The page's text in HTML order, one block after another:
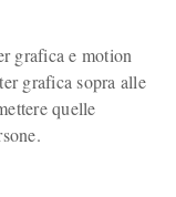
grafica e motion
grafica sopra alle
quelle